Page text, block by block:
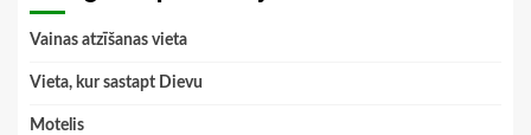
Vainas atzīšanas vieta
Vieta, kur sastapt Dievu
Motelis